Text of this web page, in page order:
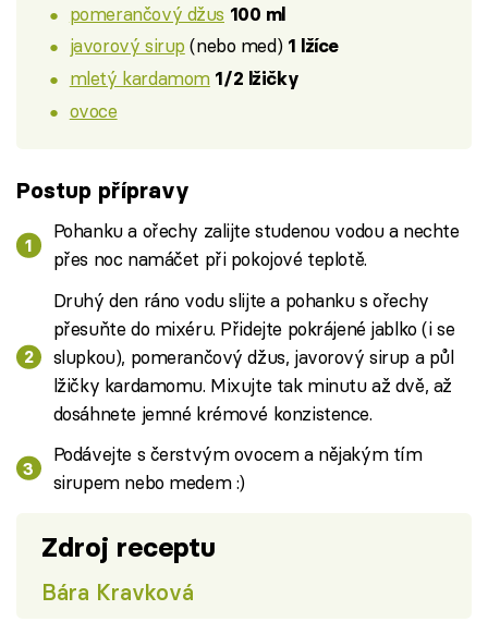
pomerančový džus 100 ml
javorový sirup (nebo med) 1 lžíce
mletý kardamom 1/2 lžičky
ovoce
Postup přípravy
Pohanku a ořechy zalijte studenou vodou a nechte
přes noc namáčet při pokojové teplotě.
Druhý den ráno vodu slijte a pohanku s ořechy
přesuňte do mixéru. Přidejte pokrájené jablko (i se
slupkou), pomerančový džus, javorový sirup a půl
lžičky kardamomu. Mixujte tak minutu až dvě, až
dosáhnete jemné krémové konzistence.
Podávejte s čerstvým ovocem a nějakým tím
sirupem nebo medem :)
Zdroj receptu
Bára Kravková